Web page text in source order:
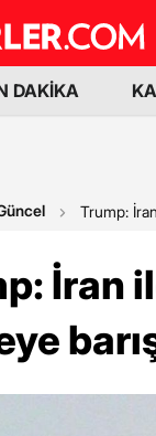
DAKİKA
Trump:
İran